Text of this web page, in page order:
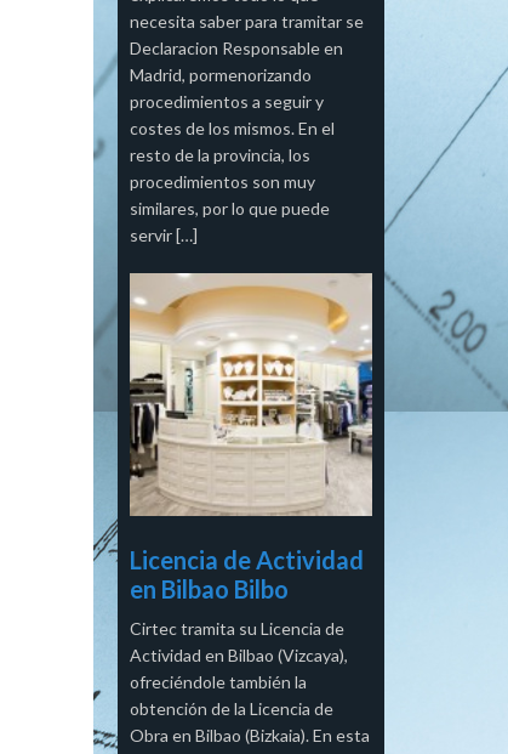
necesita saber para tramitar se
Declaracion Responsable en
Madrid, pormenorizando
procedimientos a seguir y
costes de los mismos. En el
resto de la provincia, los
procedimientos son muy
similares, por lo que puede
servir […]
Licencia de Actividad
en Bilbao Bilbo
Cirtec tramita su Licencia de
Actividad en Bilbao (Vizcaya),
ofreciéndole también la
obtención de la Licencia de
Obra en Bilbao (Bizkaia). En esta